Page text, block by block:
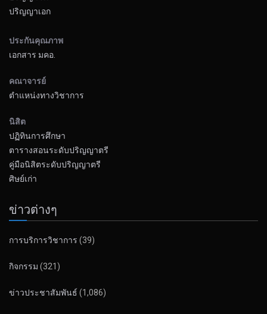
ปริญญาเอก
ประกันคุณภาพ
เอกสาร มคอ.
คณาจารย์
ตำแหน่งทางวิชาการ
นิสิต
ปฏิทินการศึกษา
ตารางสอนระดับปริญญาตรี
คู่มือนิสิตระดับปริญญาตรี
ศิษย์เก่า
ข่าวต่างๆ
การบริการวิชาการ (39)
กิจกรรม (321)
ข่าวประชาสัมพันธ์ (1,086)